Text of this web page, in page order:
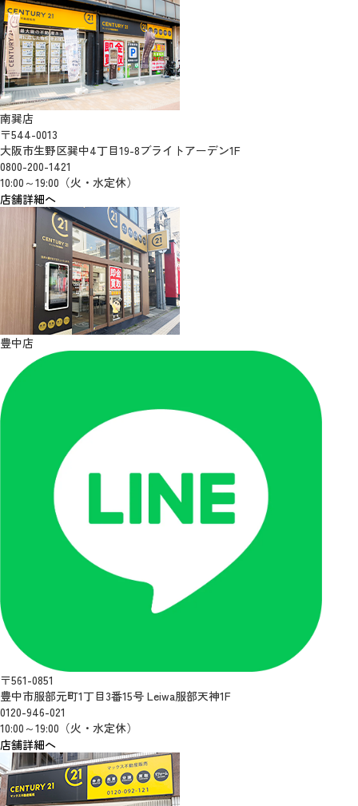
南巽店
〒544-0013
大阪市生野区巽中4丁目19-8ブライトアーデン1F
0800-200-1421
10:00～19:00（火・水定休）
店舗詳細へ
豊中店
〒561-0851
豊中市服部元町1丁目3番15号 Leiwa服部天神1F
0120-946-021
10:00～19:00（火・水定休）
店舗詳細へ